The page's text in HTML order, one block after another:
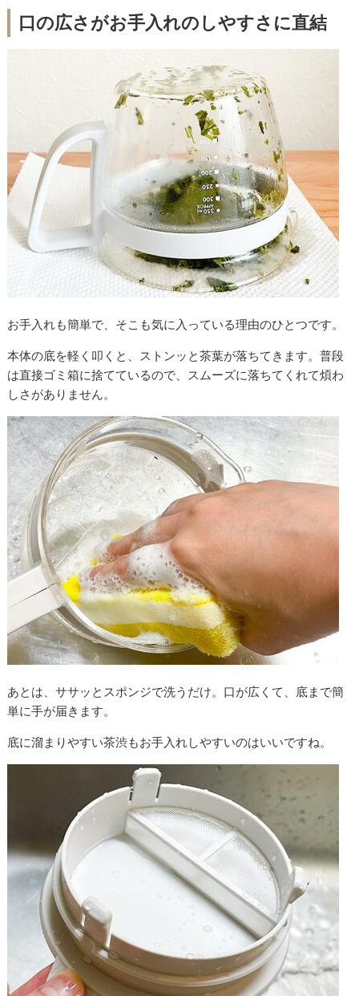
口の広さがお手入れのしやすさに直結
お手入れも簡単で、そこも気に入っている理由のひとつです。
本体の底を軽く叩くと、ストンッと茶葉が落ちてきます。普段
は直接ゴミ箱に捨てているので、スムーズに落ちてくれて煩わ
しさがありません。
あとは、ササッとスポンジで洗うだけ。口が広くて、底まで簡
単に手が届きます。
底に溜まりやすい茶渋もお手入れしやすいのはいいですね。